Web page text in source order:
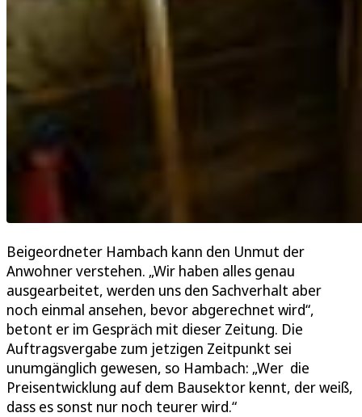
Beigeordneter Hambach kann den Unmut der
Anwohner verstehen. „Wir haben alles genau
ausgearbeitet, werden uns den Sachverhalt aber
noch einmal ansehen, bevor abgerechnet wird“,
betont er im Gespräch mit dieser Zeitung. Die
Auftragsvergabe zum jetzigen Zeitpunkt sei
unumgänglich gewesen, so Hambach: „Wer die
Preisentwicklung auf dem Bausektor kennt, der weiß,
dass es sonst nur noch teurer wird.“